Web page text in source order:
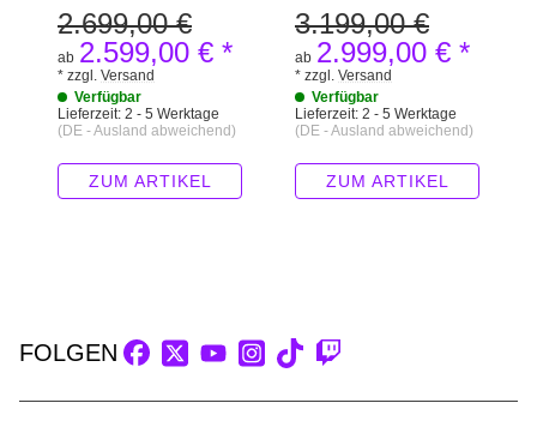
ab 2.599,00 € *
2.699,00 €
* zzgl. Versand
Verfügbar
Lieferzeit: 2 - 5 Werktage
(DE - Ausland abweichend)
ZUM ARTIKEL
ab 2.999,00 € *
3.199,00 €
* zzgl. Versand
Verfügbar
Lieferzeit: 2 - 5 Werktage
(DE - Ausland abweichend)
ZUM ARTIKEL
FOLGEN